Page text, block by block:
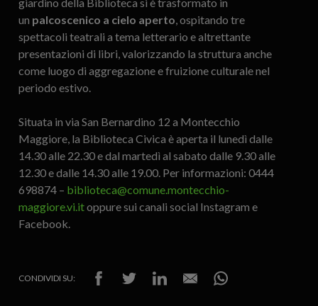
giardino della Biblioteca si è trasformato in
un palcoscenico a cielo aperto, ospitando tre
spettacoli teatrali a tema letterario e altrettante
presentazioni di libri, valorizzando la struttura anche
come luogo di aggregazione e fruizione culturale nel
periodo estivo.
Situata in via San Bernardino 12 a Montecchio
Maggiore, la Biblioteca Civica è aperta il lunedì dalle
14.30 alle 22.30 e dal martedì al sabato dalle 9.30 alle
12.30 e dalle 14.30 alle 19.00. Per informazioni: 0444
698874 – biblioteca@comune.montecchio-
maggiore.vi.itoppure sui canali social Instagram e
Facebook.
CONDIVIDI SU: